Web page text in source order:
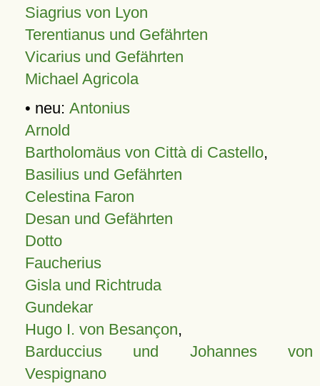
Siagrius von Lyon
Terentianus und Gefährten
Vicarius und Gefährten
Michael Agricola
• neu: Antonius
Arnold
Bartholomäus von Città di Castello,
Basilius und Gefährten
Celestina Faron
Desan und Gefährten
Dotto
Faucherius
Gisla und Richtruda
Gundekar
Hugo I. von Besançon,
Barduccius und Johannes von
Vespignano